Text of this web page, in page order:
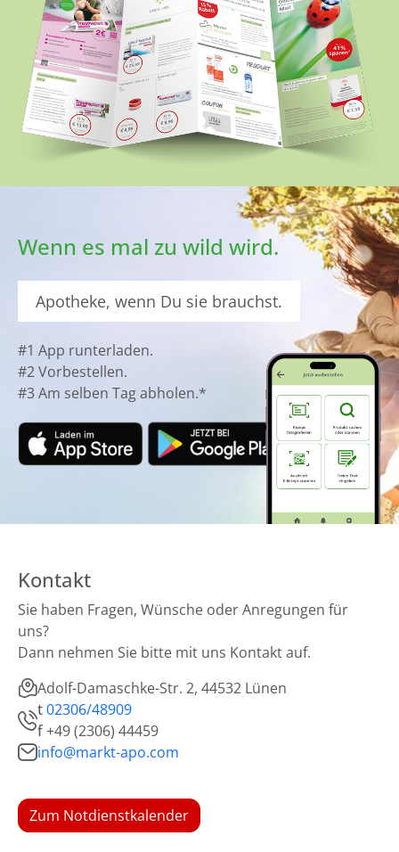
Wenn es mal zu wild wird.
Apotheke, wenn Du sie brauchst.
#1 App runterladen.
#2 Vorbestellen.
#3 Am selben Tag abholen.*
Kontakt
Sie haben Fragen, Wünsche oder Anregungen für
uns?
Dann nehmen Sie bitte mit uns Kontakt auf.
Adolf-Damaschke-Str. 2, 44532 Lünen
t02306/48909
f+49 (2306) 44459
info@markt-apo.com
Zum Notdienstkalender